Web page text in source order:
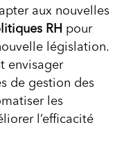
aux nouvelles
RH pour
législation.
envisager
de gestion des
les
l’efficacité